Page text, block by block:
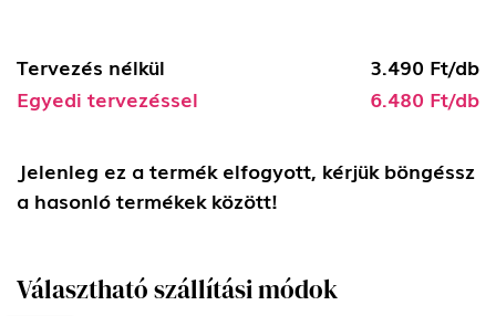
Tervezés nélkül
3.490 Ft/db
Egyedi tervezéssel
6.480 Ft/db
Jelenleg ez a termék elfogyott, kérjük böngéssz
a hasonló termékek között!
Választható szállítási módok